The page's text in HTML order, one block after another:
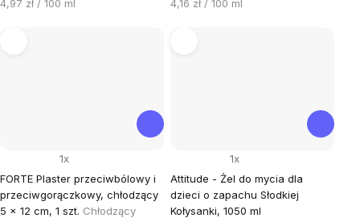
4,97 zł / 100 ml 4,16 zł / 100 ml
FORTE Plaster przeciwbólowy i
przeciwgorączkowy, chłodzący
5 x 12 cm, 1 szt. Chłodzący
1x
Attitude - Żel do mycia dla
dzieci o zapachu Słodkiej
Kołysanki, 1050 ml
1x